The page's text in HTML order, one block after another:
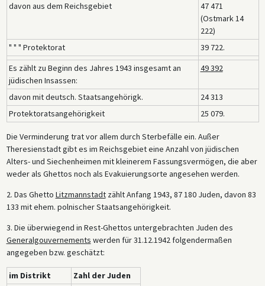
davon aus dem Reichsgebiet
47 471
(Ostmark 14
222)
" " " Protektorat
39 722.
Es zählt zu Beginn des Jahres 1943 insgesamt an
jüdischen Insassen:
49 392
davon mit deutsch. Staatsangehörigk.
24 313
Protektoratsangehörigkeit
25 079.
Die Verminderung trat vor allem durch Sterbefälle ein. Außer
Theresienstadt gibt es im Reichsgebiet eine Anzahl von jüdischen
Alters- und Siechenheimen mit kleinerem Fassungsvermögen, die aber
weder als Ghettos noch als Evakuierungsorte angesehen werden.
2. Das Ghetto Litzmannstadtzählt Anfang 1943, 87 180 Juden, davon 83
133 mit ehem. polnischer Staatsangehörigkeit.
3. Die überwiegend in Rest-Ghettos untergebrachten Juden des
Generalgouvernements werden für 31.12.1942 folgendermaßen
angegeben bzw. geschätzt:
im Distrikt
Zahl der Juden